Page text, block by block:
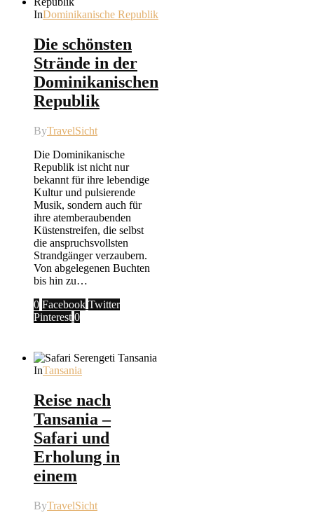
InDominikanische Republik
Die schönsten
Strände in der
Dominikanischen
Republik
ByTravelSicht
Die Dominikanische
Republik ist nicht nur
bekannt für ihre lebendige
Kultur und pulsierende
Musik, sondern auch für
ihre atemberaubenden
Küstenstreifen, die selbst
die anspruchsvollsten
Strandgänger verzaubern.
Von abgelegenen Buchten
bis hin zu…
0 Facebook Twitter
Pinterest 0
InTansania
Reise nach
Tansania –
Safari und
Erholung in
einem
ByTravelSicht